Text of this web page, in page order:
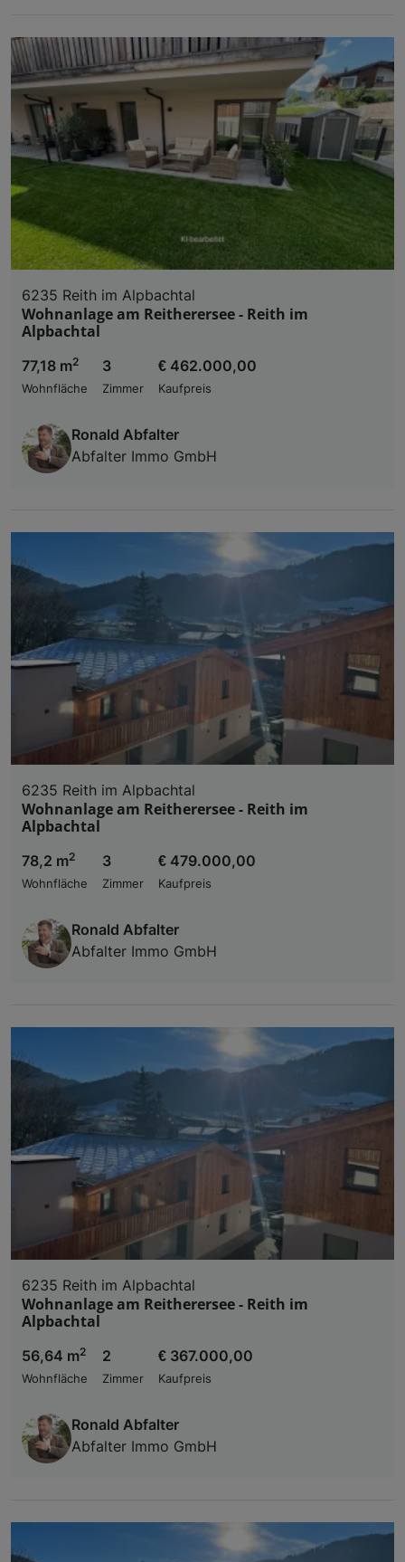
6235 Reith im Alpbachtal
Wohnanlage am Reitherersee - Reith im
Alpbachtal
77,18 m2
Wohnfläche
3
Zimmer
€ 462.000,00
Kaufpreis
Ronald Abfalter
Abfalter Immo GmbH
6235 Reith im Alpbachtal
Wohnanlage am Reitherersee - Reith im
Alpbachtal
78,2 m2
Wohnfläche
3
Zimmer
€ 479.000,00
Kaufpreis
Ronald Abfalter
Abfalter Immo GmbH
6235 Reith im Alpbachtal
Wohnanlage am Reitherersee - Reith im
Alpbachtal
56,64 m2
Wohnfläche
2
Zimmer
€ 367.000,00
Kaufpreis
Ronald Abfalter
Abfalter Immo GmbH